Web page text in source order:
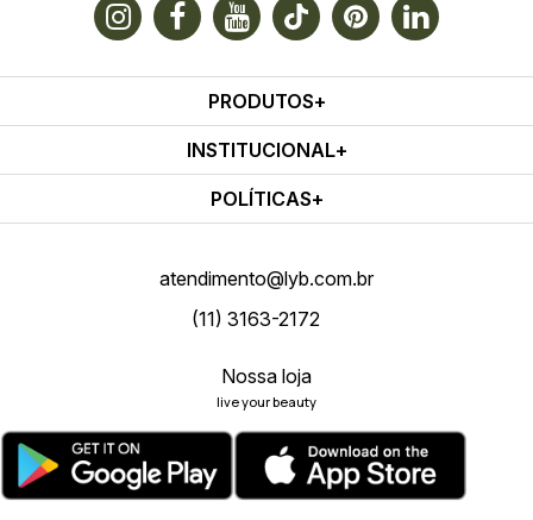
PRODUTOS
INSTITUCIONAL
POLÍTICAS
atendimento@lyb.com.br
(11) 3163-2172
Nossa loja
live your beauty